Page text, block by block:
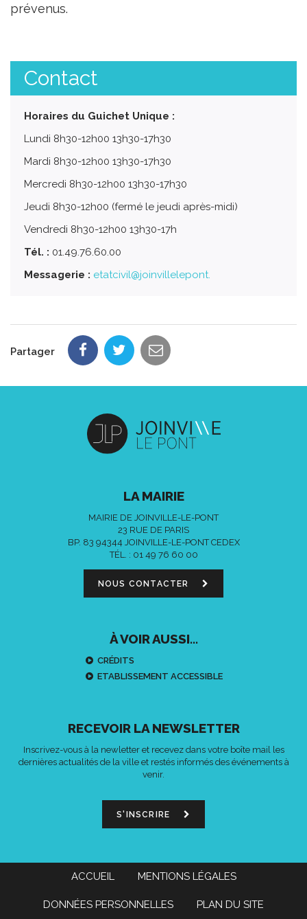
prévenus.
Contact
Horaires du Guichet Unique :
Lundi 8h30-12h00 13h30-17h30
Mardi 8h30-12h00 13h30-17h30
Mercredi 8h30-12h00 13h30-17h30
Jeudi 8h30-12h00 (fermé le jeudi après-midi)
Vendredi 8h30-12h00 13h30-17h
Tél. : 01.49.76.60.00
Messagerie : etatcivil@joinvillelepont.
Partager
LA MAIRIE
MAIRIE DE JOINVILLE-LE-PONT
23 RUE DE PARIS
BP. 83 94344 JOINVILLE-LE-PONT CEDEX
TÉL. : 01 49 76 60 00
NOUS CONTACTER
À VOIR AUSSI...
CRÉDITS
ETABLISSEMENT ACCESSIBLE
RECEVOIR LA NEWSLETTER
Inscrivez-vous à la newletter et recevez dans votre boîte mail les
dernières actualités de la ville et restés informés des événements à
venir.
S'INSCRIRE
ACCUEIL MENTIONS LÉGALES
DONNÉES PERSONNELLES PLAN DU SITE